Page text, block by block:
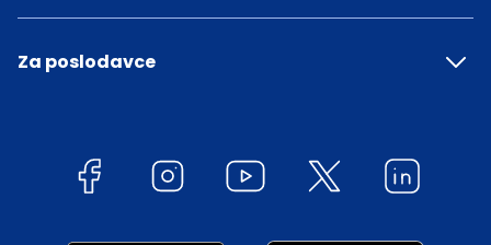
Za poslodavce